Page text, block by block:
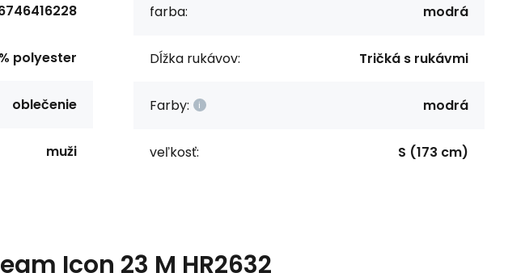
polyester
oblečenie
muži
farba: modrá
Dĺžka rukávov: Tričká s rukávmi
Farby: modrá
veľkosť: S (173 cm)
Icon 23 M HR2632